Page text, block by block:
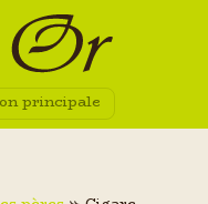
principale